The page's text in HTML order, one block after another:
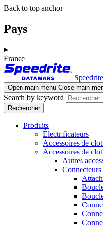
Aller
contenu
principal
Skip
navigation
Back to top anchor
Pays
France
Speedrite
Open main menu Close main
Search by keyword
Produits
Électrificateurs
Accessoires de
Accessoires de
Autres
Connecteurs